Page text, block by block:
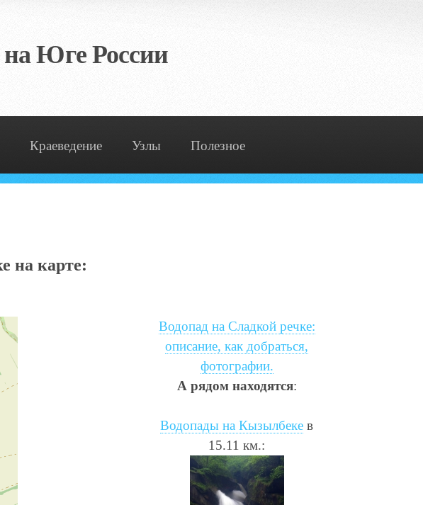
Юге России
Краеведение Узлы Полезное
на карте:
Водопад на Сладкой речке:
описание, как добраться,
фотографии.
А рядом находятся:
Водопады на Кызылбеке в
15.11 км.: